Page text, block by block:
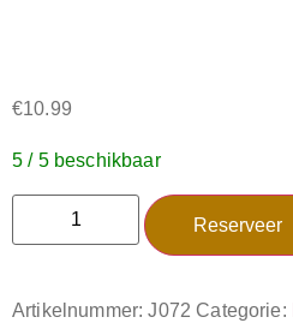
€10.99
5 / 5 beschikbaar
Reserveer
Artikelnummer:J072 Categorie: